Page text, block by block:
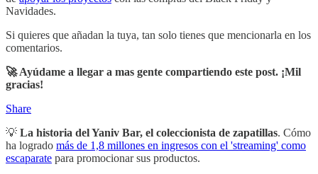
Navidades.
Si quieres que añadan la tuya, tan solo tienes que mencionarla en los
comentarios.
🚀 Ayúdame a llegar a mas gente compartiendo este post. ¡Mil
gracias!
Share
💡 La historia del Yaniv Bar, el coleccionista de zapatillas. Cómo
ha logrado más de 1,8 millones en ingresos con el 'streaming' como
escaparate para promocionar sus productos.